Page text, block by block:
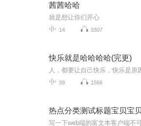
茜茜哈哈
就是想让你们开
14 3307
快乐就是哈哈哈哈(完更)
39 1566